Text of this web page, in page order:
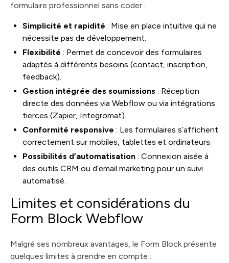
formulaire professionnel sans coder :
Simplicité et rapidité : Mise en place intuitive qui ne
nécessite pas de développement.
Flexibilité : Permet de concevoir des formulaires
adaptés à différents besoins (contact, inscription,
feedback).
Gestion intégrée des soumissions : Réception
directe des données via Webflow ou via intégrations
tierces (Zapier, Integromat).
Conformité responsive : Les formulaires s’affichent
correctement sur mobiles, tablettes et ordinateurs.
Possibilités d’automatisation : Connexion aisée à
des outils CRM ou d’email marketing pour un suivi
automatisé.
Limites et considérations du
Form Block Webflow
Malgré ses nombreux avantages, le Form Block présente
quelques limites à prendre en compte :